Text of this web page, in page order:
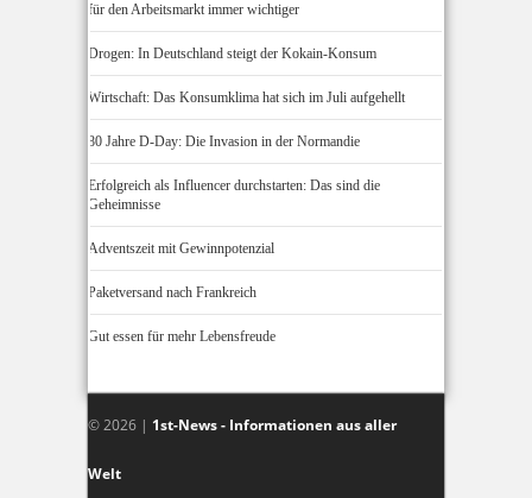
für den Arbeitsmarkt immer wichtiger
Drogen: In Deutschland steigt der Kokain-Konsum
Wirtschaft: Das Konsumklima hat sich im Juli aufgehellt
80 Jahre D-Day: Die Invasion in der Normandie
Erfolgreich als Influencer durchstarten: Das sind die
Geheimnisse
Adventszeit mit Gewinnpotenzial
Paketversand nach Frankreich
Gut essen für mehr Lebensfreude
© 2026 | 1st-News - Informationen aus aller
Welt